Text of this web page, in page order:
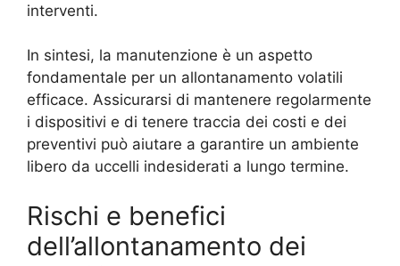
interventi.
In sintesi, la manutenzione è un aspetto
fondamentale per un allontanamento volatili
efficace. Assicurarsi di mantenere regolarmente
i dispositivi e di tenere traccia dei costi e dei
preventivi può aiutare a garantire un ambiente
libero da uccelli indesiderati a lungo termine.
Rischi e benefici
dell’allontanamento dei